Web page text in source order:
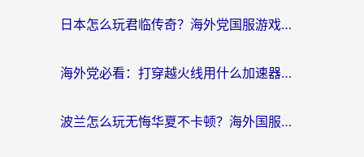
日本怎么玩君临传奇？海外党国服游戏加速避坑指南（附菲律宾欧洲玩家实测）
海外党必看：打穿越火线用什么加速器？解决延迟卡顿，还能玩奇妙拼图世界和第五人格
波兰怎么玩无悔华夏不卡顿？海外国服游戏加速器终极指南（附征途2萤火突击解决方案）